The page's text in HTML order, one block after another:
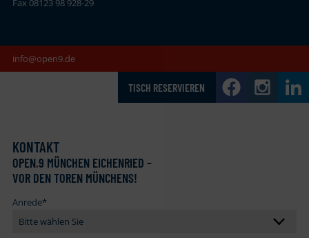
Fax 08123 98 928-29
info@open9.de
TISCH RESERVIEREN
KONTAKT
OPEN.9 MÜNCHEN EICHENRIED –
VOR DEN TOREN MÜNCHENS!
Anrede*